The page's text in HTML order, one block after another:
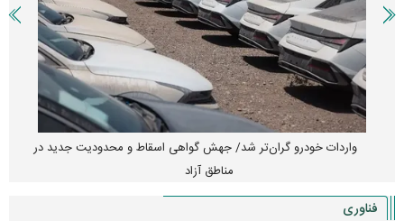
واردات خودرو گران‌تر شد/ جهش گواهی اسقاط و محدودیت جدید در
مناطق آزاد
فناوری